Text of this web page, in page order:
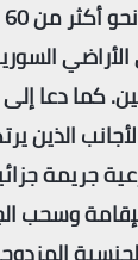
كما دعا إلى
الذين
جريمة
وسحب